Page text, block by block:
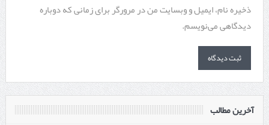
ذخیره نام، ایمیل و وبسایت من در مرورگر برای زمانی که دوباره
دیدگاهی می‌نویسم.
آخرین مطالب